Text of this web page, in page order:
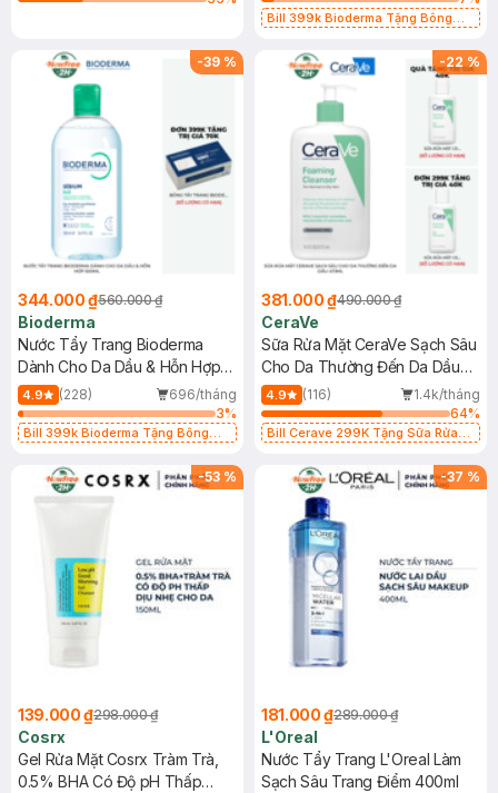
Bill 399k Bioderma Tặng Bông
-39 %
344.000 ₫560.000 ₫
Bioderma
Nước Tẩy Trang Bioderma
Dành Cho Da Dầu & Hỗn Hợp
500ml
4.9 (228)
696/tháng
3%
Bill 399k Bioderma Tặng Bông
-22 %
381.000 ₫490.000 ₫
CeraVe
Sữa Rửa Mặt CeraVe Sạch Sâu
Cho Da Thường Đến Da Dầu
473ml
4.9 (116)
1.4k/tháng
64%
Bill Cerave 299K Tặng Sữa Rửa
-53 %
139.000 ₫298.000 ₫
Cosrx
Gel Rửa Mặt Cosrx Tràm Trà,
0.5% BHA Có Độ pH Thấp
-37 %
181.000 ₫289.000 ₫
L'Oreal
Nước Tẩy Trang L'Oreal Làm
Sạch Sâu Trang Điểm 400ml